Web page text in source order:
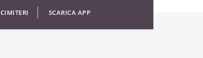
CIMITERI SCARICA APP